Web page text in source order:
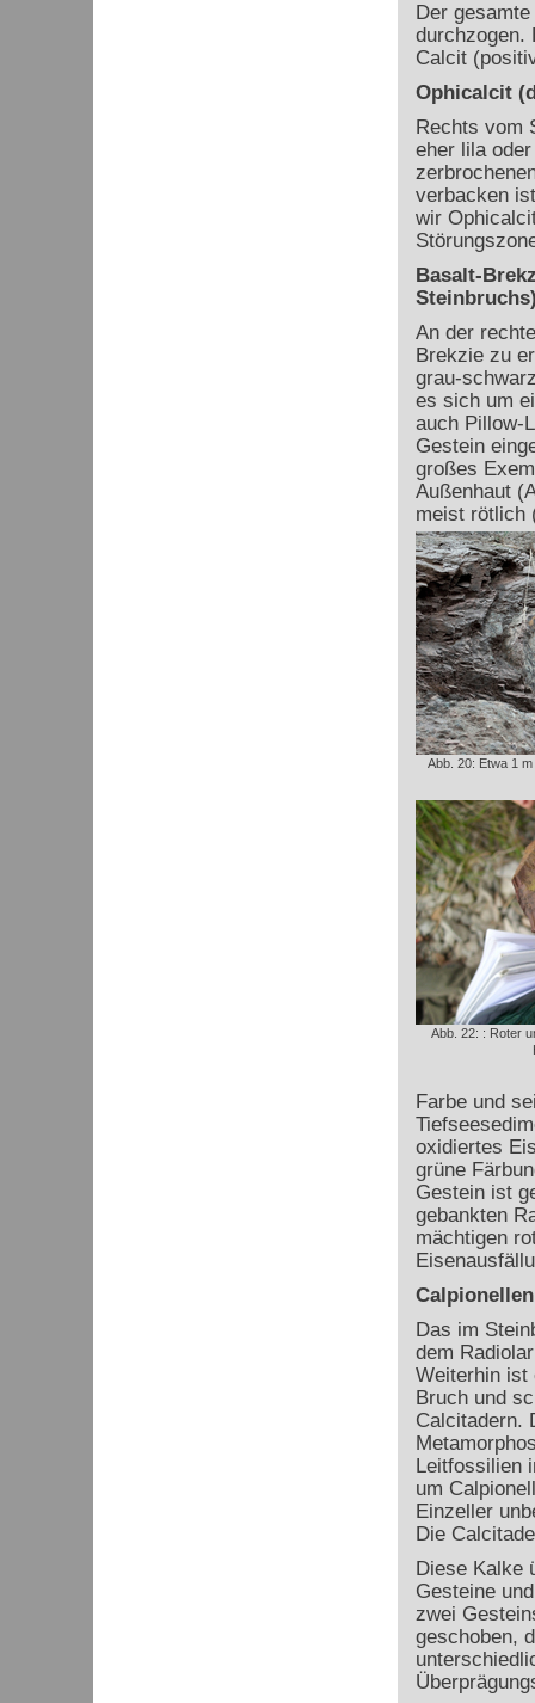
Der
durchzogen.
Calcit
Ophicalcit
Rechts vom
eher lila
verbacken
wir
Basalt-
Steinbruchs
An der
Brekzie zu
grau-
es sich um
auch Pillow-
Gestein
großes
Außenhaut
meist rötlich
Abb. 20: Etwa 1
Abb. 22: : Roter
Farbe und
oxidiertes
grüne
Gestein ist
gebankten
mächtigen
Das im
dem
Weiterhin ist
Bruch und
Calcitadern.
Leitfossilien
um
Einzeller
Die
Diese Kalke
Gesteine
zwei
geschoben,